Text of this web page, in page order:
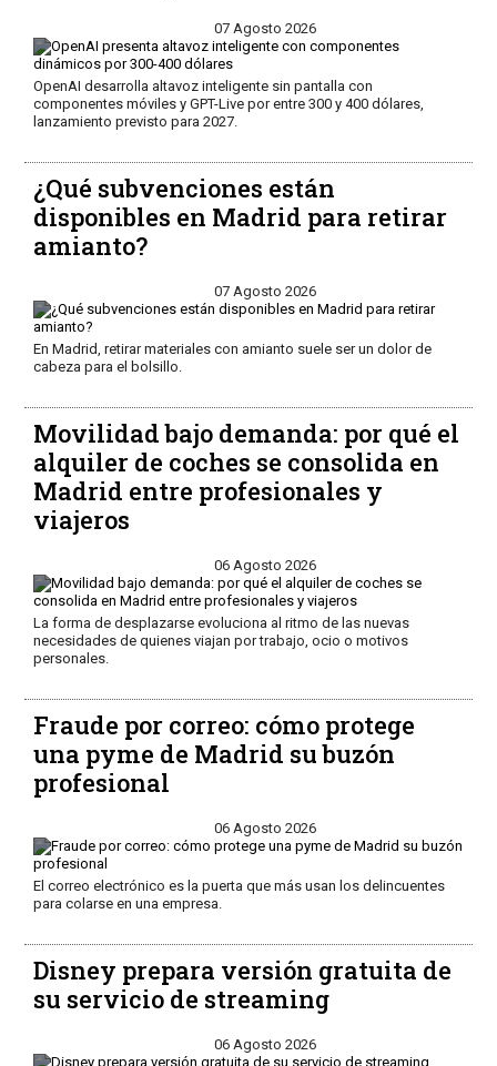
07 Agosto 2026
OpenAI desarrolla altavoz inteligente sin pantalla con
componentes móviles y GPT-Live por entre 300 y 400 dólares,
lanzamiento previsto para 2027.
¿Qué subvenciones están
disponibles en Madrid para retirar
amianto?
07 Agosto 2026
En Madrid, retirar materiales con amianto suele ser un dolor de
cabeza para el bolsillo.
Movilidad bajo demanda: por qué el
alquiler de coches se consolida en
Madrid entre profesionales y
viajeros
06 Agosto 2026
La forma de desplazarse evoluciona al ritmo de las nuevas
necesidades de quienes viajan por trabajo, ocio o motivos
personales.
Fraude por correo: cómo protege
una pyme de Madrid su buzón
profesional
06 Agosto 2026
El correo electrónico es la puerta que más usan los delincuentes
para colarse en una empresa.
Disney prepara versión gratuita de
su servicio de streaming
06 Agosto 2026